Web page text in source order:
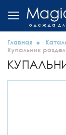
Главная
Купальник